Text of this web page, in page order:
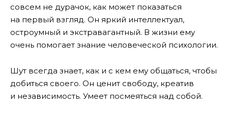
совсем не дурачок, как может показаться
на первый взгляд. Он яркий интеллектуал,
остроумный и экстравагантный. В жизни ему
очень помогает знание человеческой психологии.
Шут всегда знает, как и с кем ему общаться, чтобы
добиться своего. Он ценит свободу, креатив
и независимость. Умеет посмеяться над собой.